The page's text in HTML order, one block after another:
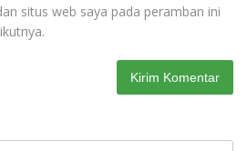
situs web saya pada peramban ini